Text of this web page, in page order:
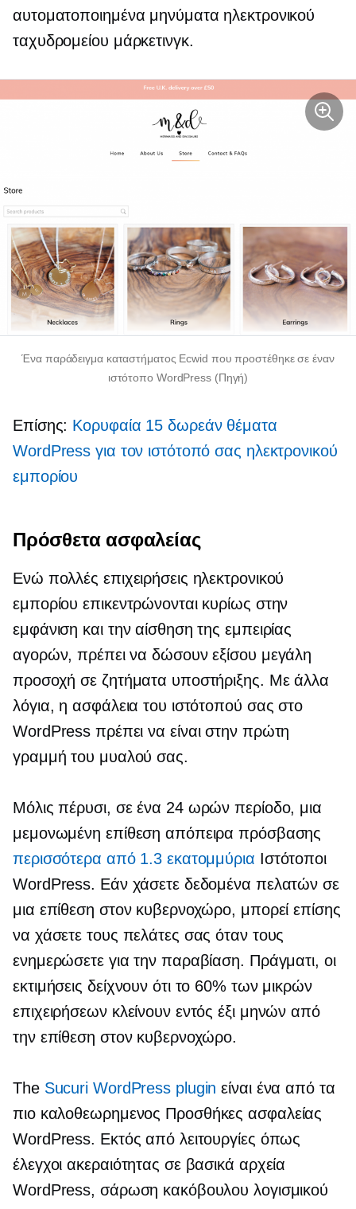
αυτοματοποιημένα μηνύματα ηλεκτρονικού
ταχυδρομείου μάρκετινγκ.
Ένα παράδειγμα καταστήματος Ecwid που προστέθηκε σε έναν
ιστότοπο WordPress (Πηγή)
Επίσης: Κορυφαία 15 δωρεάν θέματα
WordPress για τον ιστότοπό σας ηλεκτρονικού
εμπορίου
Πρόσθετα ασφαλείας
Ενώ πολλές επιχειρήσεις ηλεκτρονικού
εμπορίου επικεντρώνονται κυρίως στην
εμφάνιση και την αίσθηση της εμπειρίας
αγορών, πρέπει να δώσουν εξίσου μεγάλη
προσοχή σε ζητήματα υποστήριξης. Με άλλα
λόγια, η ασφάλεια του ιστότοπού σας στο
WordPress πρέπει να είναι στην πρώτη
γραμμή του μυαλού σας.
Μόλις πέρυσι, σε ένα 24 ωρών περίοδο, μια
μεμονωμένη επίθεση απόπειρα πρόσβασης
περισσότερα από 1.3 εκατομμύρια Ιστότοποι
WordPress. Εάν χάσετε δεδομένα πελατών σε
μια επίθεση στον κυβερνοχώρο, μπορεί επίσης
να χάσετε τους πελάτες σας όταν τους
ενημερώσετε για την παραβίαση. Πράγματι, οι
εκτιμήσεις δείχνουν ότι το 60% των μικρών
επιχειρήσεων κλείνουν εντός έξι μηνών από
την επίθεση στον κυβερνοχώρο.
The Sucuri WordPress plugin είναι ένα από τα
πιο καλοθεωρημενος Προσθήκες ασφαλείας
WordPress. Εκτός από λειτουργίες όπως
έλεγχοι ακεραιότητας σε βασικά αρχεία
WordPress, σάρωση κακόβουλου λογισμικού